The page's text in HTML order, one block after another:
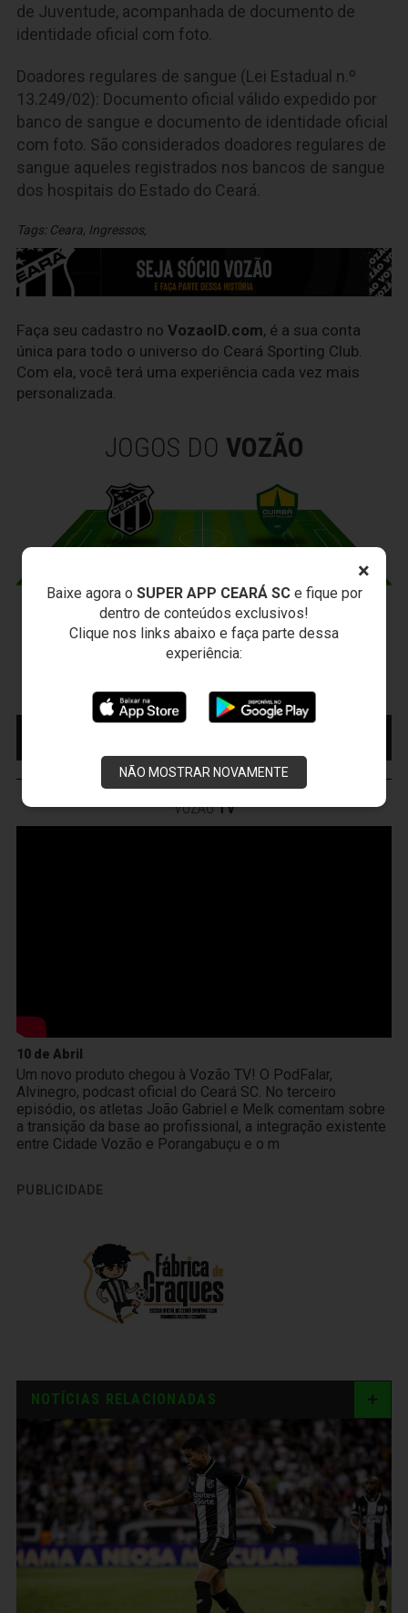
×
Baixe agora o SUPER APP CEARÁ SCe fique por
dentro de conteúdos exclusivos!
Clique nos links abaixo e faça parte dessa
experiência:
NÃO MOSTRAR NOVAMENTE
de Juventude, acompanhada de documento de
identidade oficial com foto.
Doadores regulares de sangue (Lei Estadual n.º
13.249/02): Documento oficial válido expedido por
banco de sangue e documento de identidade oficial
com foto. São considerados doadores regulares de
sangue aqueles registrados nos bancos de sangue
dos hospitais do Estado do Ceará.
Tags: Ceara Ingressos,
Faça seu cadastro no VozaoID.com, é a sua conta
única para todo o universo do Ceará Sporting Club.
Com ela, você terá uma experiência cada vez mais
personalizada.
JOGOS DO VOZÃO
CEARÁ X CUIABÁ
Sábado, 15/08/2026 - 18:30
Presidente Vargas - Capital/CE
VOZÃOTV
10 de Abril
Um novo produto chegou à Vozão TV! O PodFalar,
Alvinegro, podcast oficial do Ceará SC. No terceiro
episódio, os atletas João Gabriel e Melk comentam sobre
a transição da base ao profissional, a integração existente
entre Cidade Vozão e Porangabuçu e o m
PUBLICIDADE
NOTÍCIAS RELACIONADAS